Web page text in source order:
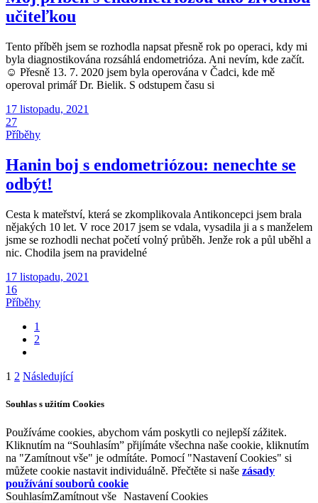
učiteľkou
Tento příběh jsem se rozhodla napsat přesně rok po operaci, kdy mi
byla diagnostikována rozsáhlá endometrióza. Ani nevím, kde začít.
☺ Přesně 13. 7. 2020 jsem byla operována v Čadci, kde mě
operoval primář Dr. Bielik. S odstupem času si
17 listopadu, 2021
27
Příběhy
Hanin boj s endometriózou: nenechte se
odbýt!
Cesta k mateřství, která se zkomplikovala Antikoncepci jsem brala
nějakých 10 let. V roce 2017 jsem se vdala, vysadila ji a s manželem
jsme se rozhodli nechat početí volný průběh. Jenže rok a půl uběhl a
nic. Chodila jsem na pravidelné
17 listopadu, 2021
16
Příběhy
1
2
Stránkování
příspěvků
1 2 Následující
Souhlas s užitím Cookies
Používáme cookies, abychom vám poskytli co nejlepší zážitek.
Kliknutím na “Souhlasím” přijímáte všechna naše cookie, kliknutím
na "Zamítnout vše" je odmítáte. Pomocí "Nastavení Cookies" si
můžete cookie nastavit individuálně. Přečtěte si naše zásady
používání souborů cookie
SouhlasímZamítnout vše Nastavení Cookies